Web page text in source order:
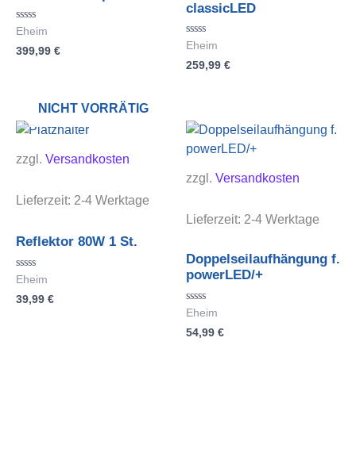
Bewertet
0
Eheim
399,99 €
classicLED
Bewertet
0
Eheim
259,99 €
NICHT VORRÄTIG
zzgl. Versandkosten
Lieferzeit: 2-4 Werktage
Reflektor 80W 1 St.
Bewertet
0
Eheim
39,99 €
zzgl. Versandkosten
Lieferzeit: 2-4 Werktage
Doppelseilaufhängung f.
powerLED/+
Bewertet
0
Eheim
54,99 €